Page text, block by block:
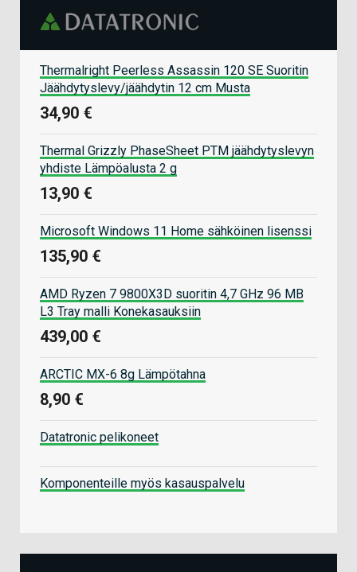
Thermalright Peerless Assassin 120 SE Suoritin
Jäähdytyslevy/jäähdytin 12 cm Musta
34,90 €
Thermal Grizzly PhaseSheet PTM jäähdytyslevyn
yhdiste Lämpöalusta 2 g
13,90 €
Microsoft Windows 11 Home sähköinen lisenssi
135,90 €
AMD Ryzen 7 9800X3D suoritin 4,7 GHz 96 MB
L3 Tray malli Konekasauksiin
439,00 €
ARCTIC MX-6 8g Lämpötahna
8,90 €
Datatronic pelikoneet
Komponenteille myös kasauspalvelu